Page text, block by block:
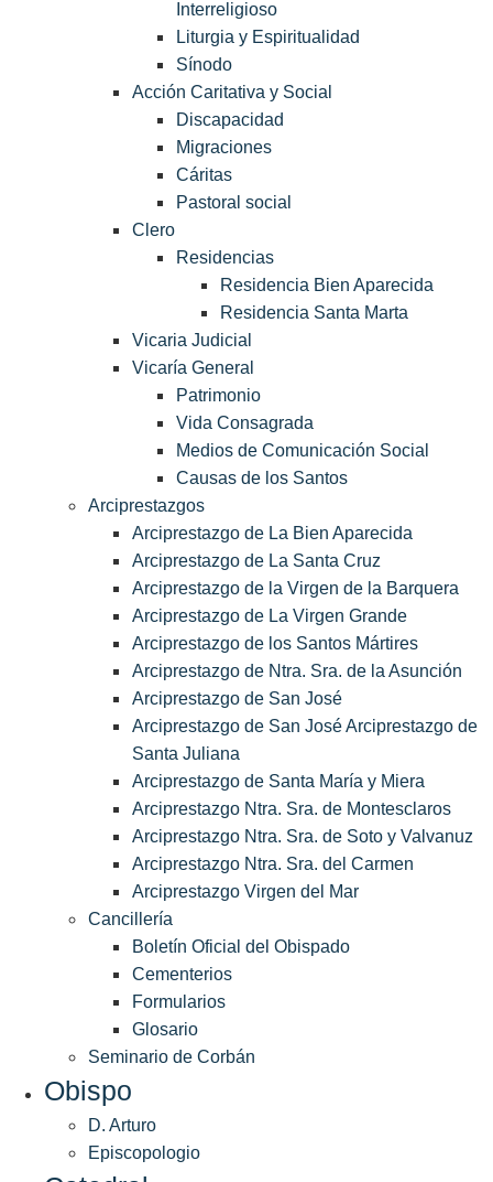
Interreligioso
Liturgia y Espiritualidad
Sínodo
Acción Caritativa y Social
Discapacidad
Migraciones
Cáritas
Pastoral social
Clero
Residencias
Residencia Bien Aparecida
Residencia Santa Marta
Vicaria Judicial
Vicaría General
Patrimonio
Vida Consagrada
Medios de Comunicación Social
Causas de los Santos
Arciprestazgos
Arciprestazgo de La Bien Aparecida
Arciprestazgo de La Santa Cruz
Arciprestazgo de la Virgen de la Barquera
Arciprestazgo de La Virgen Grande
Arciprestazgo de los Santos Mártires
Arciprestazgo de Ntra. Sra. de la Asunción
Arciprestazgo de San José
Arciprestazgo de San José Arciprestazgo de
Santa Juliana
Arciprestazgo de Santa María y Miera
Arciprestazgo Ntra. Sra. de Montesclaros
Arciprestazgo Ntra. Sra. de Soto y Valvanuz
Arciprestazgo Ntra. Sra. del Carmen
Arciprestazgo Virgen del Mar
Cancillería
Boletín Oficial del Obispado
Cementerios
Formularios
Glosario
Seminario de Corbán
Obispo
D. Arturo
Episcopologio